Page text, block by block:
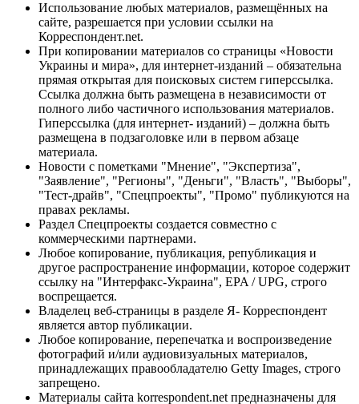
Использование любых материалов, размещённых на
сайте, разрешается при условии ссылки на
Корреспондент.net.
При копировании материалов со страницы «Новости
Украины и мира», для интернет-изданий – обязательна
прямая открытая для поисковых систем гиперссылка.
Ссылка должна быть размещена в независимости от
полного либо частичного использования материалов.
Гиперссылка (для интернет- изданий) – должна быть
размещена в подзаголовке или в первом абзаце
материала.
Новости с пометками "Мнение", "Экспертиза",
"Заявление", "Регионы", "Деньги", "Власть", "Выборы",
"Тест-драйв", "Спецпроекты", "Промо" публикуются на
правах рекламы.
Раздел Спецпроекты создается совместно с
коммерческими партнерами.
Любое копирование, публикация, републикация и
другое распространение информации, которое содержит
ссылку на "Интерфакс-Украина", EPA / UPG, строго
воспрещается.
Владелец веб-страницы в разделе Я- Корреспондент
является автор публикации.
Любое копирование, перепечатка и воспроизведение
фотографий и/или аудиовизуальных материалов,
принадлежащих правообладателю Getty Images, строго
запрещено.
Материалы сайта korrespondent.net предназначены для